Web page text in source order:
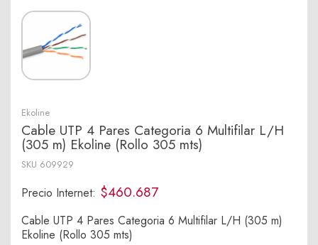
Ekoline
Cable UTP 4 Pares Categoria 6 Multifilar L/H
(305 m) Ekoline (Rollo 305 mts)
SKU 609929
Precio Internet: $460.687
Cable UTP 4 Pares Categoria 6 Multifilar L/H (305 m)
Ekoline (Rollo 305 mts)